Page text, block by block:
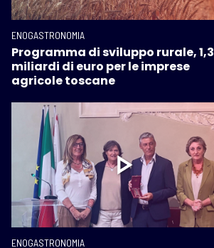
ENOGASTRONOMIA
Programma di sviluppo rurale, 1,3
miliardi di euro per le imprese
agricole toscane
ENOGASTRONOMIA